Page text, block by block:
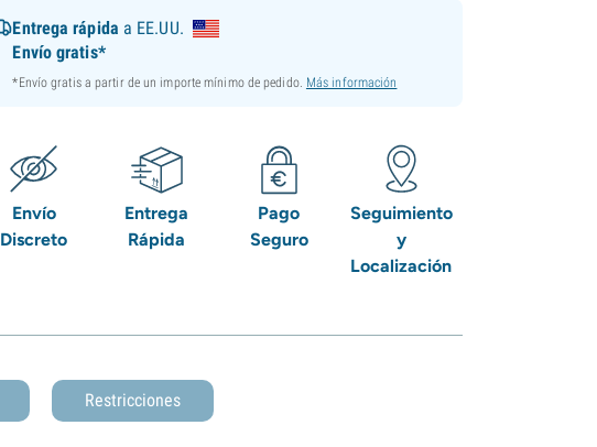
Entrega rápida a EE.UU.
Envío gratis*
*Envío gratis a partir de un importe mínimo de pedido. Más información
Envío
Discreto
Entrega
Rápida
Pago
Seguro
Seguimiento
y
Localización
Restricciones